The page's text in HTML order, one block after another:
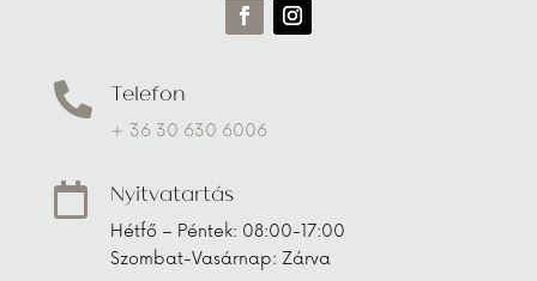
 Telefon
+ 36 30 630 6006
 Nyitvatartás
Hétfő – Péntek: 08:00-17:00
Szombat-Vasárnap: Zárva